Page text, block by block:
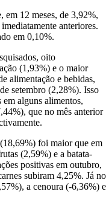
em 12 meses, de 3,92%,
anteriores.
em 0,10%.
oito
(1,93%) e o maior
alimentação e bebidas,
setembro (2,28%). Isso
em alguns alimentos,
que no mês anterior
foi maior que em
(2,59%) e a batata-
positivas em outubro,
subiram 4,25%. Já no
a cenoura (-6,36%) e